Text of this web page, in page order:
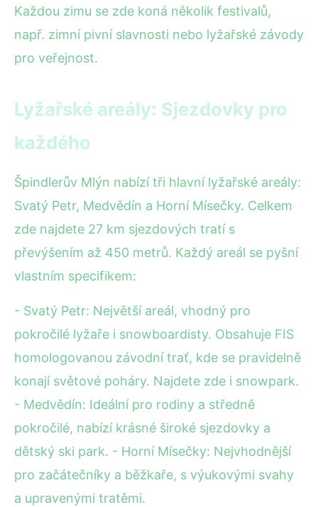
Každou zimu se zde koná několik festivalů,
např. zimní pivní slavnosti nebo lyžařské závody
pro veřejnost.
Lyžařské areály: Sjezdovky pro
každého
Špindlerův Mlýn nabízí tři hlavní lyžařské areály:
Svatý Petr, Medvědín a Horní Mísečky. Celkem
zde najdete 27 km sjezdových tratí s
převýšením až 450 metrů. Každý areál se pyšní
vlastním specifikem:
- Svatý Petr: Největší areál, vhodný pro
pokročilé lyžaře i snowboardisty. Obsahuje FIS
homologovanou závodní trať, kde se pravidelně
konají světové poháry. Najdete zde i snowpark.
- Medvědín: Ideální pro rodiny a středně
pokročilé, nabízí krásné široké sjezdovky a
dětský ski park. - Horní Mísečky: Nejvhodnější
pro začátečníky a běžkaře, s výukovými svahy
a upravenými tratěmi.